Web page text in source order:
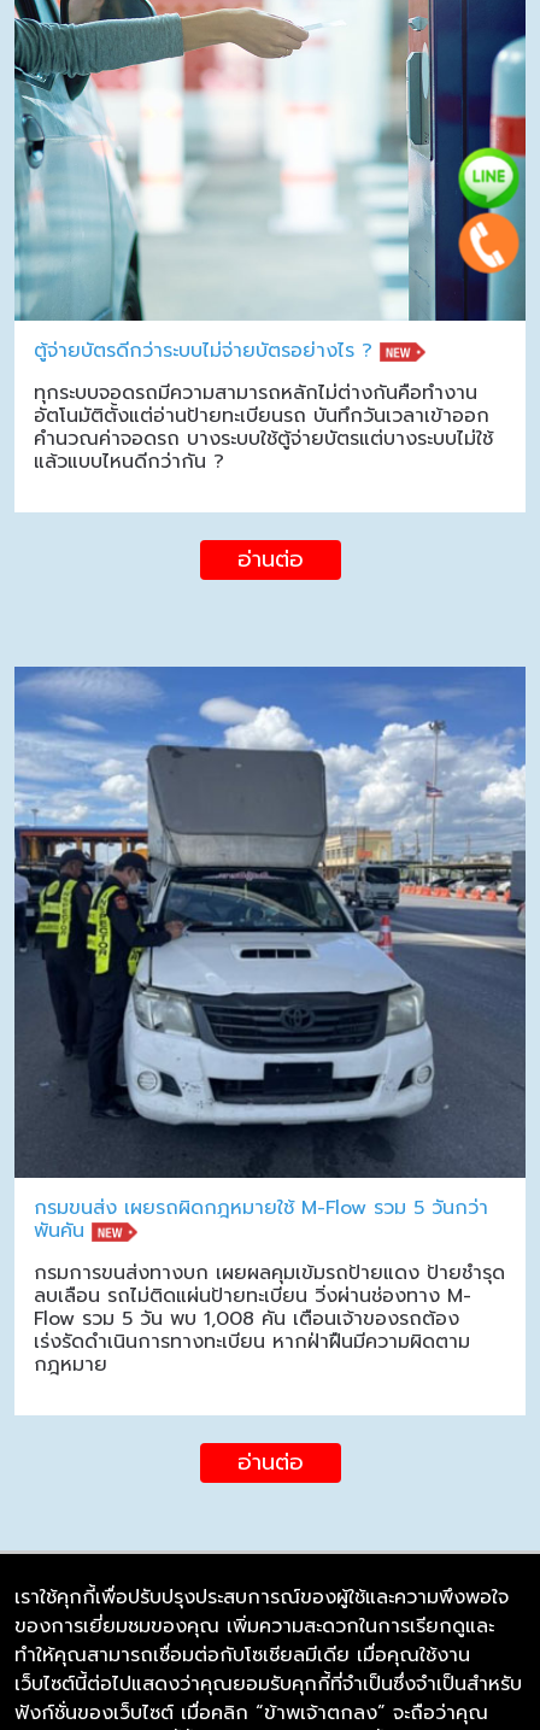
ตู้จ่ายบัตรดีกว่าระบบไม่จ่ายบัตรอย่างไร ?
ทุกระบบจอดรถมีความสามารถหลักไม่ต่างกันคือทำงาน
อัตโนมัติตั้งแต่อ่านป้ายทะเบียนรถ บันทึกวันเวลาเข้าออก
คำนวณค่าจอดรถ บางระบบใช้ตู้จ่ายบัตรแต่บางระบบไม่ใช้
แล้วแบบไหนดีกว่ากัน ?
อ่านต่อ
กรมขนส่ง เผยรถผิดกฎหมายใช้ M-Flow รวม 5 วันกว่า
พันคัน
กรมการขนส่งทางบก เผยผลคุมเข้มรถป้ายแดง ป้ายชำรุด
ลบเลือน รถไม่ติดแผ่นป้ายทะเบียน วิ่งผ่านช่องทาง M-
Flow รวม 5 วัน พบ 1,008 คัน เตือนเจ้าของรถต้อง
เร่งรัดดำเนินการทางทะเบียน หากฝ่าฝืนมีความผิดตาม
กฎหมาย
อ่านต่อ
บริษัท ซิมลิงค์ จำกัด
98/226 Bangrakyai-Baanmai Road,
Bangyai, Nonthaburi 11140
เราใช้คุกกี้เพื่อปรับปรุงประสบการณ์ของผู้ใช้และความพึงพอใจ
ของการเยี่ยมชมของคุณ เพิ่มความสะดวกในการเรียกดูและ
ทำให้คุณสามารถเชื่อมต่อกับโซเชียลมีเดีย เมื่อคุณใช้งาน
เว็บไซต์นี้ต่อไปแสดงว่าคุณยอมรับคุกกี้ที่จำเป็นซึ่งจำเป็นสำหรับ
ฟังก์ชั่นของเว็บไซต์ เมื่อคลิก “ข้าพเจ้าตกลง” จะถือว่าคุณ